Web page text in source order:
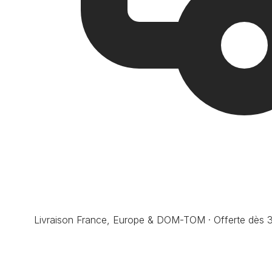
Livraison France, Europe & DOM-TOM · Offerte dès